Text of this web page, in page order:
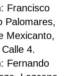
Francisco
Palomares,
Mexicanto,
4.
Fernando